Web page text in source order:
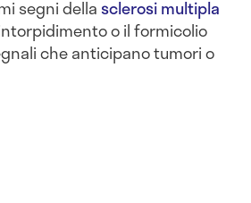
segni della sclerosi multipla
o il formicolio
che anticipano tumori o